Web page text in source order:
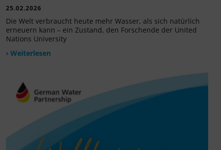
25.02.2026
Die Welt verbraucht heute mehr Wasser, als sich natürlich
erneuern kann – ein Zustand, den Forschende der United
Nations University
› Weiterlesen